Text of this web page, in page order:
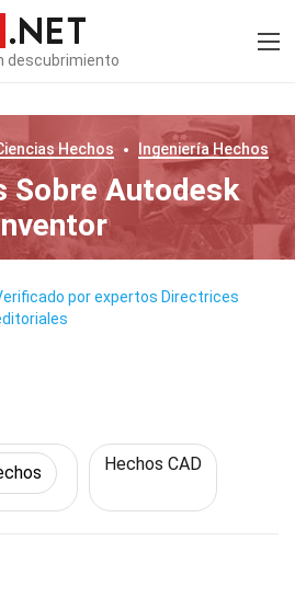
descubrimiento
Hechos Ingeniería Hechos
Sobre Autodesk
por expertos Directrices
Hechos CAD